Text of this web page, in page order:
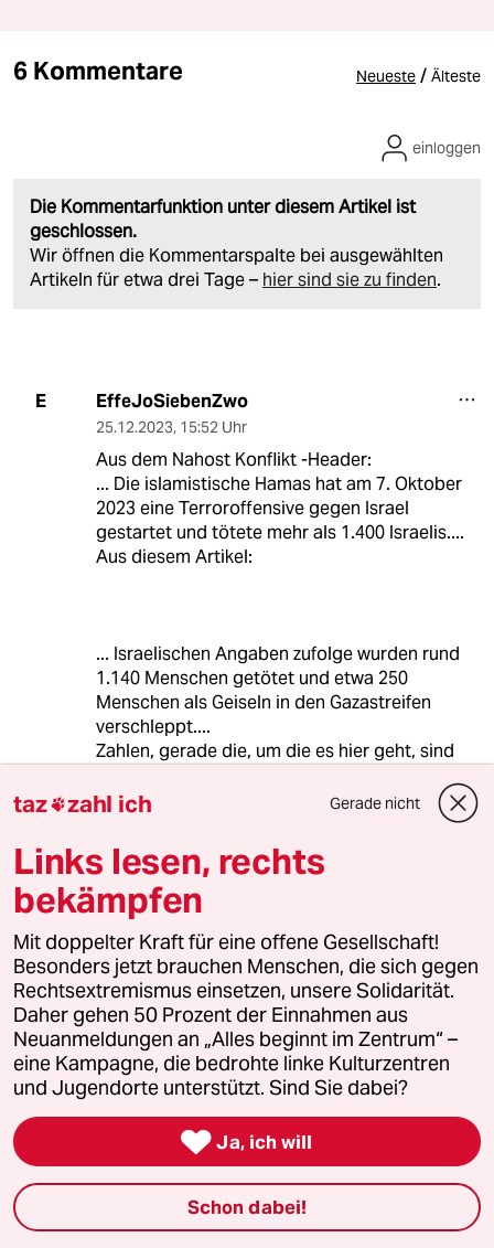
6 Kommentare Neueste / Älteste
Die Kommentarfunktion unter diesem Artikel ist
geschlossen.
Wir öffnen die Kommentarspalte bei ausgewählten
Artikeln für etwa drei Tage – hier sind sie zu finden.
einloggen
E EffeJoSiebenZwo
25.12.2023, 15:52 Uhr
Aus dem Nahost Konflikt -Header:
... Die islamistische Hamas hat am 7. Oktober
2023 eine Terroroffensive gegen Israel
gestartet und tötete mehr als 1.400 Israelis....
Aus diesem Artikel:
... Israelischen Angaben zufolge wurden rund
1.140 Menschen getötet und etwa 250
Menschen als Geiseln in den Gazastreifen
verschleppt....
Zahlen, gerade die, um die es hier geht, sind
jetzt?
Gnutellabrot Merz
24.12.2023,21:23 Uhr
Schon interessant, dass der IRAN und seine
Milizen ungestraft irgendwelche Schiffe
angreifen können.
Kein Aufschrei der UN, nichts dergleichen.
Warum wird der IRAN als einer der
Haupturheber des Nahostkonflikts eigentlich
von den UN nicht viel heftiger angegangen?
Arjun G. G.
21:03 Uhr
Auge um Auge macht diese ganze Gegend
taz zahl ich Gerade nicht
Links lesen, rechts
bekämpfen
Mit doppelter Kraft für eine offene Gesellschaft!
Besonders jetzt brauchen Menschen, die sich gegen
Rechtsextremismus einsetzen, unsere Solidarität.
Daher gehen 50 Prozent der Einnahmen aus
Neuanmeldungen an „Alles beginnt im Zentrum“ –
eine Kampagne, die bedrohte linke Kulturzentren
und Jugendorte unterstützt. Sind Sie dabei?
 Ja, ich will
Schon dabei!